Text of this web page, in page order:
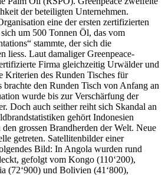
der beteiligten Unternehmen.
eine der ersten zertifizierten
um 500 Tonnen Öl, das vom
stammte, der sich die
liess. Laut damaliger Greenpeace-
Firma gleichzeitig Urwälder und
Kriterien des Runden Tisches für
brachte den Runden Tisch von Anfang an
wurde bis zur Verschärfung der
Doch auch seither reiht sich Skandal an
gehört Indonesien
grossen Brandherden der Welt. Neue
getreten. Satellitenbilder einer
Bild: In Angola wurden rund
gefolgt vom Kongo (110‘200),
(72‘900) und Bolivien (41‘800),